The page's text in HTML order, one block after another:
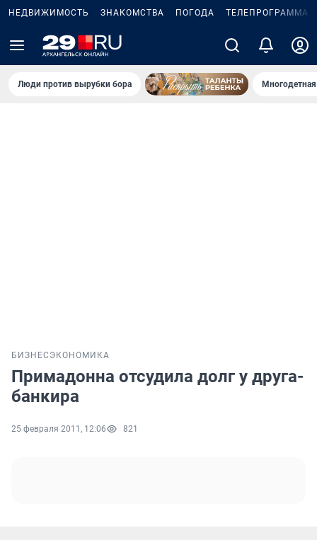
НЕДВИЖИМОСТЬ ЗНАКОМСТВА ПОГОДА ТЕЛЕПРОГРАММА
Люди против вырубки бора
БИЗНЕС ЭКОНОМИКА
Примадонна отсудила долг у друга-
банкира
25 февраля 2011, 12:06 821